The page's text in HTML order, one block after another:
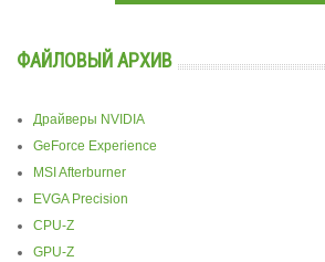
ФАЙЛОВЫЙ АРХИВ
Драйверы NVIDIA
GeForce Experience
MSI Afterburner
EVGA Precision
CPU-Z
GPU-Z